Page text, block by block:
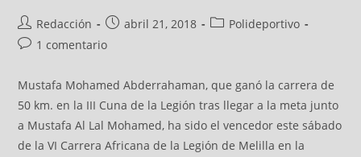
Redacción abril 21, 2018
Polideportivo
1 comentario
Mustafa Mohamed Abderrahaman, que ganó la carrera de
50 km. en la III Cuna de la Legión tras llegar a la meta junto
a Mustafa Al Lal Mohamed, ha sido el vencedor este sábado
de la VI Carrera Africana de la Legión de Melilla en la